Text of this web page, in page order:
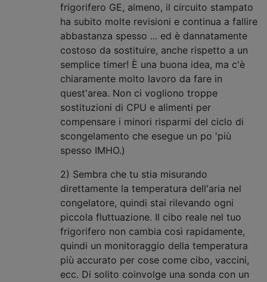
frigorifero GE, almeno, il circuito stampato
ha subito molte revisioni e continua a fallire
abbastanza spesso ... ed è dannatamente
costoso da sostituire, anche rispetto a un
semplice timer! È una buona idea, ma c'è
chiaramente molto lavoro da fare in
quest'area. Non ci vogliono troppe
sostituzioni di CPU e alimenti per
compensare i minori risparmi del ciclo di
scongelamento che esegue un po 'più
spesso IMHO.)
2) Sembra che tu stia misurando
direttamente la temperatura dell'aria nel
congelatore, quindi stai rilevando ogni
piccola fluttuazione. Il cibo reale nel tuo
frigorifero non cambia così rapidamente,
quindi un monitoraggio della temperatura
più accurato per cose come cibo, vaccini,
ecc. Di solito coinvolge una sonda con un